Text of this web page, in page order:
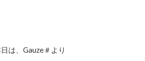
は、Gauze＃より